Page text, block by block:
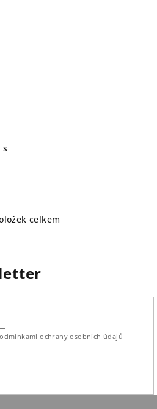
s
O
á
d
a
p
y
celkem
ochrany osobních údajů